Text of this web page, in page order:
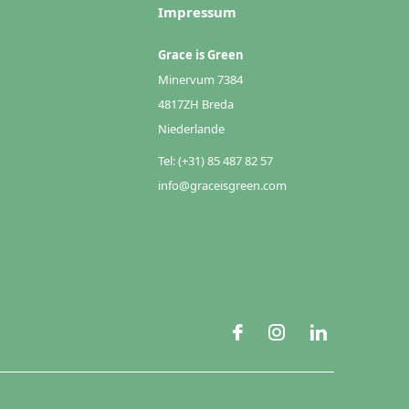
Impressum
Grace is Green
Minervum 7384
4817ZH Breda
Niederlande
Tel: (+31) 85 487 82 57
info@graceisgreen.com